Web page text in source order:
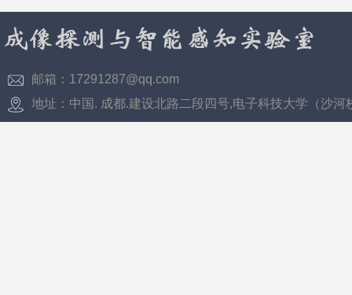
邮箱：17291287@qq.com
地址：中国. 成都.建设北路二段四号,电子科技大学（沙河